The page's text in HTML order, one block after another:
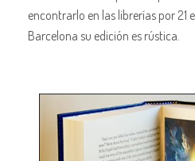
encontrarlo en las librerías por 21
Barcelona su edición es rústica.